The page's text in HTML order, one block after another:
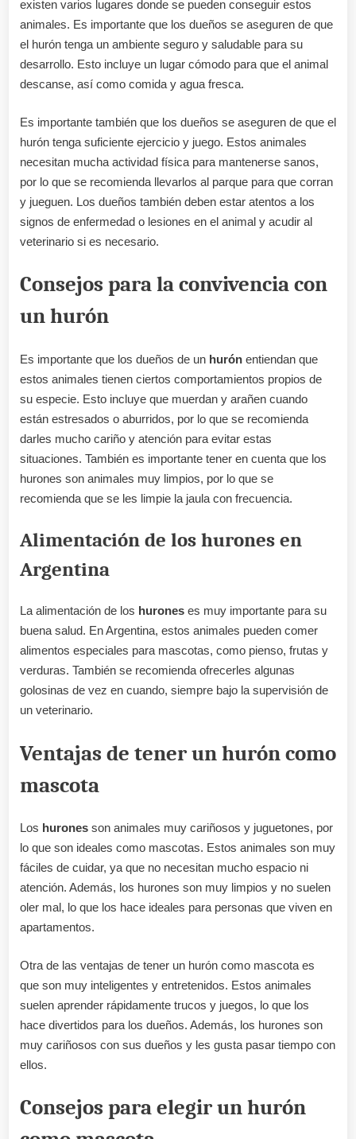
existen varios lugares donde se pueden conseguir estos
animales. Es importante que los dueños se aseguren de que
el hurón tenga un ambiente seguro y saludable para su
desarrollo. Esto incluye un lugar cómodo para que el animal
descanse, así como comida y agua fresca.
Es importante también que los dueños se aseguren de que el
hurón tenga suficiente ejercicio y juego. Estos animales
necesitan mucha actividad física para mantenerse sanos,
por lo que se recomienda llevarlos al parque para que corran
y jueguen. Los dueños también deben estar atentos a los
signos de enfermedad o lesiones en el animal y acudir al
veterinario si es necesario.
Consejos para la convivencia con
un hurón
Es importante que los dueños de un hurón entiendan que
estos animales tienen ciertos comportamientos propios de
su especie. Esto incluye que muerdan y arañen cuando
están estresados o aburridos, por lo que se recomienda
darles mucho cariño y atención para evitar estas
situaciones. También es importante tener en cuenta que los
hurones son animales muy limpios, por lo que se
recomienda que se les limpie la jaula con frecuencia.
Alimentación de los hurones en
Argentina
La alimentación de los hurones es muy importante para su
buena salud. En Argentina, estos animales pueden comer
alimentos especiales para mascotas, como pienso, frutas y
verduras. También se recomienda ofrecerles algunas
golosinas de vez en cuando, siempre bajo la supervisión de
un veterinario.
Ventajas de tener un hurón como
mascota
Los hurones son animales muy cariñosos y juguetones, por
lo que son ideales como mascotas. Estos animales son muy
fáciles de cuidar, ya que no necesitan mucho espacio ni
atención. Además, los hurones son muy limpios y no suelen
oler mal, lo que los hace ideales para personas que viven en
apartamentos.
Otra de las ventajas de tener un hurón como mascota es
que son muy inteligentes y entretenidos. Estos animales
suelen aprender rápidamente trucos y juegos, lo que los
hace divertidos para los dueños. Además, los hurones son
muy cariñosos con sus dueños y les gusta pasar tiempo con
ellos.
Consejos para elegir un hurón